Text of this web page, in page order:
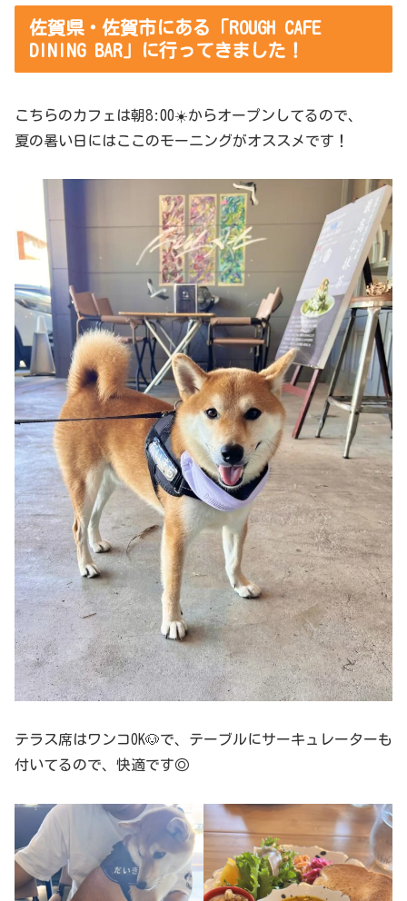
佐賀県・佐賀市にある「ROUGH CAFE
DINING BAR」に行ってきました！
こちらのカフェは朝8:00☀️からオープンしてるので、
夏の暑い日にはここのモーニングがオススメです！
テラス席はワンコOK🐶で、テーブルにサーキュレーターも
付いてるので、快適です◎